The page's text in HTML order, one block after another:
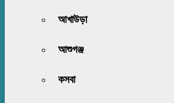
আখাউড়া
আশুগঞ্জ
কসবা